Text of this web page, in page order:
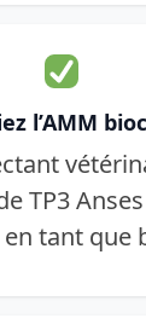
l’AMM
TP3 Anses
tant que